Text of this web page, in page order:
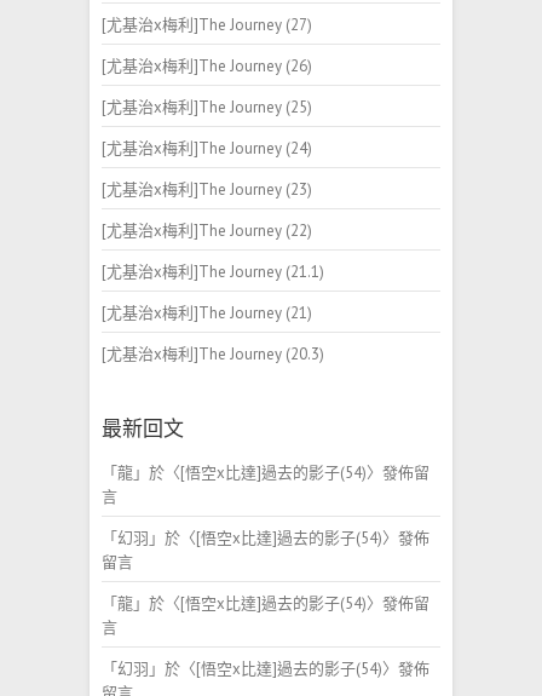
[尤基治x梅利]The Journey (27)
[尤基治x梅利]The Journey (26)
[尤基治x梅利]The Journey (25)
[尤基治x梅利]The Journey (24)
[尤基治x梅利]The Journey (23)
[尤基治x梅利]The Journey (22)
[尤基治x梅利]The Journey (21.1)
[尤基治x梅利]The Journey (21)
[尤基治x梅利]The Journey (20.3)
最新回文
「龍」於〈[悟空x比達]過去的影子(54)〉發佈留
言
「幻羽 」於〈[悟空x比達]過去的影子(54)〉發佈
留言
「龍」於〈[悟空x比達]過去的影子(54)〉發佈留
言
「幻羽 」於〈[悟空x比達]過去的影子(54)〉發佈